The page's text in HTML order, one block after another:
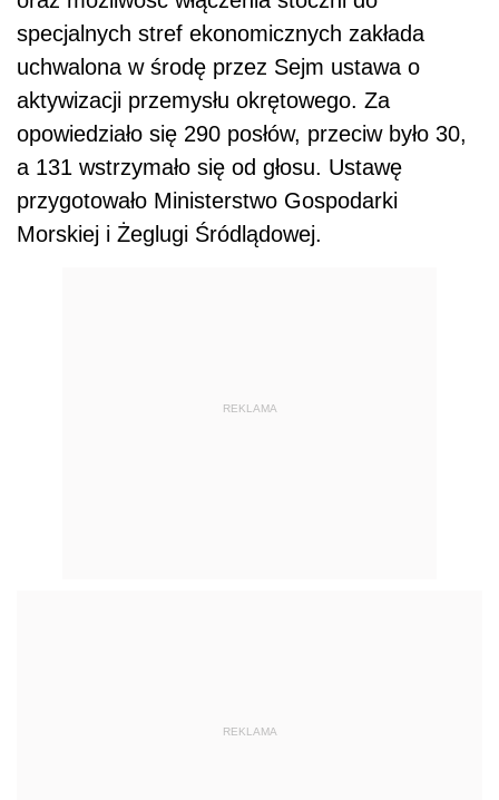
specjalnych stref ekonomicznych zakłada
uchwalona w środę przez Sejm ustawa o
aktywizacji przemysłu okrętowego. Za
opowiedziało się 290 posłów, przeciw było 30,
a 131 wstrzymało się od głosu. Ustawę
przygotowało Ministerstwo Gospodarki
Morskiej i Żeglugi Śródlądowej.
REKLAMA
REKLAMA